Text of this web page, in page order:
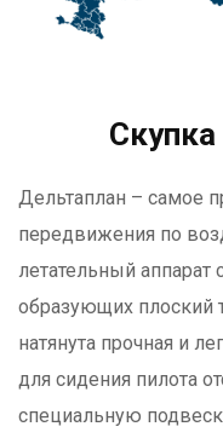
Дельтаплан – самое
передвижения по
летательный аппарат
образующих плоский
натянута прочная и
для сидения пилота
специальную